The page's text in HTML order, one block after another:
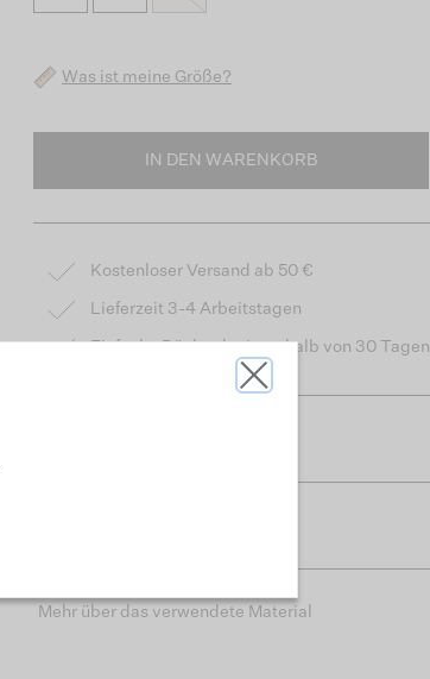
Was ist meine Größe?
IN DEN WARENKORB
Kostenloser Versand ab 50 €
Lieferzeit 3-4 Arbeitstagen
Einfache Rückgabe innerhalb von 30 Tagen
Mehr über das verwendete Material